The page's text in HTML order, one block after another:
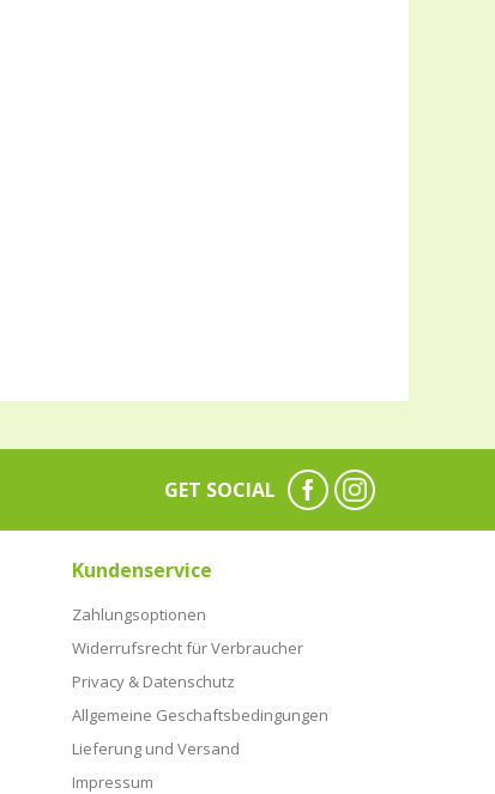
GET SOCIAL
Kundenservice
Zahlungsoptionen
Widerrufsrecht für Verbraucher
Privacy & Datenschutz
Allgemeine Geschaftsbedingungen
Lieferung und Versand
Impressum